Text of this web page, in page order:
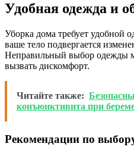
Удобная одежда и
Уборка дома требует удобной
ваше тело подвергается
Неправильный выбор одежды
вызвать дискомфорт.
Читайте также:
конъюнктивита при
Рекомендации по